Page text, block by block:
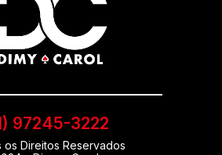
97245-3222
os Direitos Reservados